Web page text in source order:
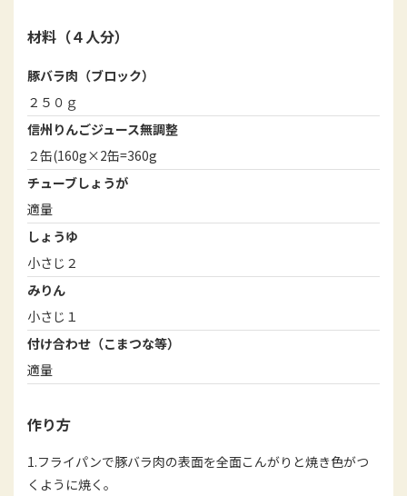
材料（４人分）
豚バラ肉（ブロック）
２５０ｇ
信州りんごジュース無調整
２缶(160g×2缶=360g
チューブしょうが
適量
しょうゆ
小さじ２
みりん
小さじ１
付け合わせ（こまつな等）
適量
作り方
1.フライパンで豚バラ肉の表面を全面こんがりと焼き色がつ
くように焼く。